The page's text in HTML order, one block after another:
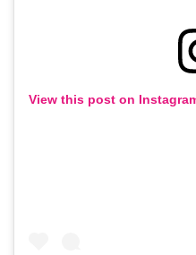
View this post on